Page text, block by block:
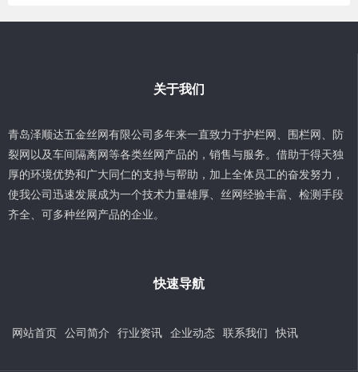
关于我们
青岛泽顺达五金丝网有限公司多年来一直致力于护栏网、围栏网、防
裂网以及车间隔离网等各类丝网产品的，销售与服务。借助于得天独
厚的环境优势和广大同仁的支持与帮助，加上全体员工的奋发努力，
使我公司迅速发展成为一个技术力量雄厚、丝网经验丰富、检测手段
齐全、可多种丝网产品的企业。
快速导航
网站首页 公司简介 行业资讯 企业动态 联系我们 快讯